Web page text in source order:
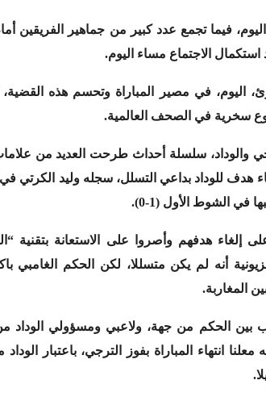
فيما تجمع عدد كبير من جماهير الفريقين
استكمال الاجتماع مساء اليوم.
اليوم، في مصير المباراة وتحسم هذه القضية،
سخرية في الصحف العالمية.
والوداد، سلسلة أحداث طرحت العديد من
في الشوط الأول (1-0).
إلغاء هدفهم وأصروا على الاستعانة بتقنية
أنه لم يكن متسللا، لكن الحكم الغامبي
المغاربة.
انتهاء المباراة بفوز الترجي، باعتبار